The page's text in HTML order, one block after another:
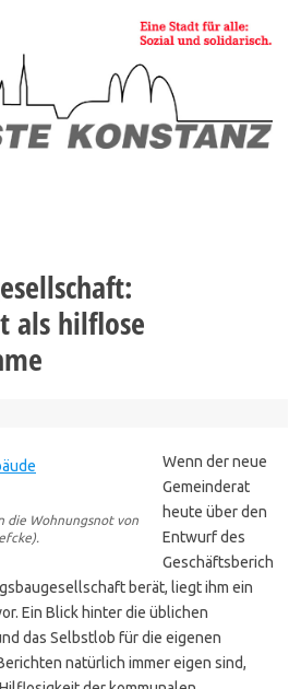
als hilflose
die Wohnungsnot von
Wenn der neue
Gemeinderat
heute über den
Entwurf des
Geschäftsberich
berät, liegt ihm ein
Ein Blick hinter die üblichen
das Selbstlob für die eigenen
natürlich immer eigen sind,